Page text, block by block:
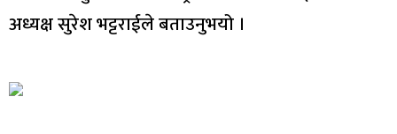
अध्यक्ष सुरेश भट्टराईले बताउनुभयो ।